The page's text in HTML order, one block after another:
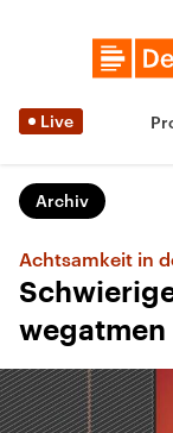
Live
Archiv
Achtsamkeit in
wegatmen